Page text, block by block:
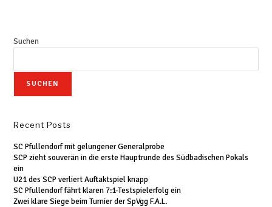
Suchen
SUCHEN
Recent Posts
SC Pfullendorf mit gelungener Generalprobe
SCP zieht souverän in die erste Hauptrunde des Südbadischen Pokals
ein
U21 des SCP verliert Auftaktspiel knapp
SC Pfullendorf fährt klaren 7:1-Testspielerfolg ein
Zwei klare Siege beim Turnier der SpVgg F.A.L.